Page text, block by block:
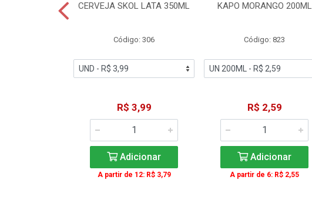
CERVEJA SKOL LATA 350ML
Código: 306
R$ 3,99
Adicionar
A partir de 12: R$ 3,79
KAPO MORANGO 200ML
Código: 823
R$ 2,59
Adicionar
A partir de 6: R$ 2,55